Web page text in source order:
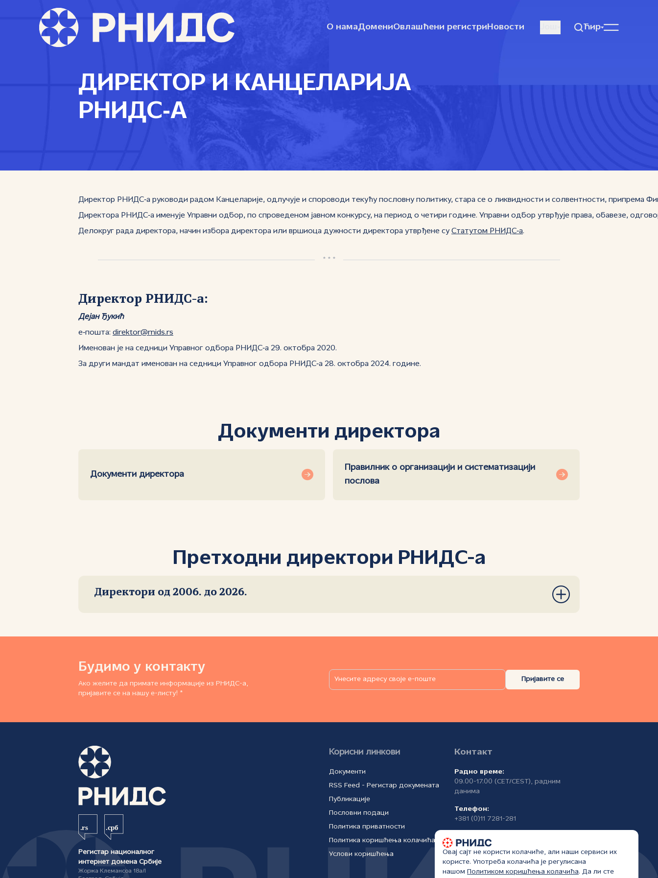
О намаДомениОвлашћени регистри Новости Ћир
ДИРЕКТОР И КАНЦЕЛАРИЈА
РНИДС‑А
Директор РНИДС‑а руководи радом Канцеларије, одлучује и спороводи текућу пословну политику, стара се о ликвидности и солвентности, припрема
Директора РНИДС‑а именује Управни одбор, по спроведеном јавном конкурсу, на период о четири године. Управни одбор утврђује права, обавезе,
Делокруг рада директора, начин избора директора или вршиоца дужности директора утврђене су Статутом РНИДС‑а.
* * *
Директор РНИДС-а:
Дејан Ђукић
е‑пошта: direktor@rnids.rs
Именован је на седници Управног одбора РНИДС‑а 29. октобра 2020.
За други мандат именован на седници Управног одбора РНИДС‑а 28. октобра 2024. године.
Документи директора
Документи директора
Правилник о организацији и систематизацији
послова
Претходни директори РНИДС-а
Директори од 2006. до 2026.
Будимо у контакту
Ако желите да примате информације из РНИДС-а,
пријавите се на нашу е-листу! *
Пријавите се
Регистар националног
интернет домена Србије
Жоржа Клемансоа 18а/I
Корисни линкови
Документи
RSS Feed - Регистар докумената
Публикације
Пословни подаци
Политика приватности
Политика коришћења колачића
Услови коришћења
Контакт
Радно време:
09.00-17.00 (CET/CEST), радним
данима
Телефон:
+381 (0)11 7281-281
Овај сајт не користи колачиће, али наши сервиси их
користе. Употреба колачића је регулисана
нашом Политиком коришћења колачића. Да ли сте